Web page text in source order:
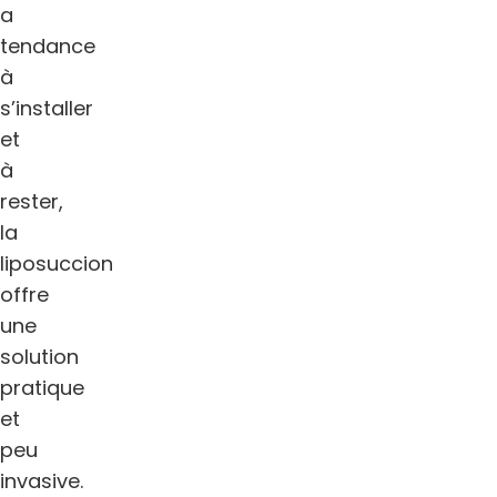
a
tendance
à
s’installer
et
à
rester,
la
liposuccion
offre
une
solution
pratique
et
peu
invasive.